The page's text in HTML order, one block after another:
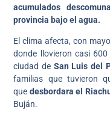
acumulados
provincia bajo el agua.
El clima afecta, con
donde llovieron casi
ciudad de San Luis del
familias que tuvieron
que desbordara el
Buján.